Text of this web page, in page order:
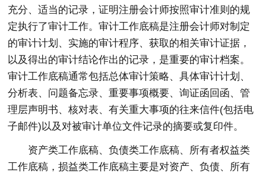
充分、适当的记录，证明注册会计师按照审计准则的规
定执行了审计工作。审计工作底稿是注册会计师对制定
的审计计划、实施的审计程序、获取的相关审计证据，
以及得出的审计结论作出的记录，是重要的审计档案。
审计工作底稿通常包括总体审计策略、具体审计计划、
分析表、问题备忘录、重要事项概要、询证函回函、管
理层声明书、核对表、有关重大事项的往来信件(包括电
子邮件)以及对被审计单位文件记录的摘要或复印件。
资产类工作底稿、负债类工作底稿、所有者权益类
工作底稿，损益类工作底稿主要是对资产、负债、所有